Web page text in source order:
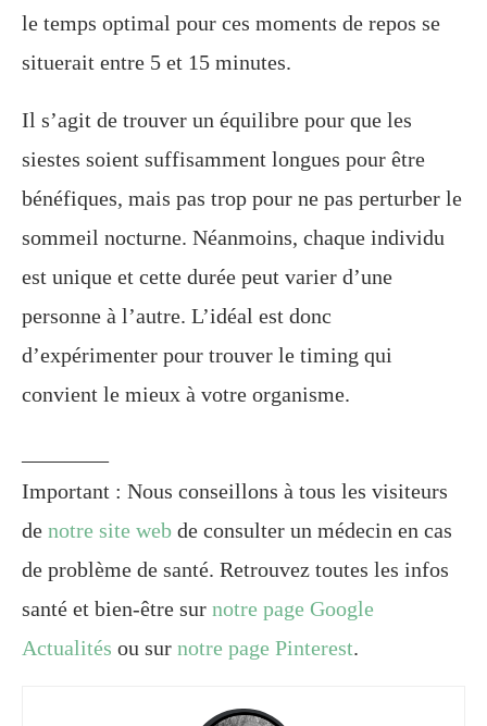
le temps optimal pour ces moments de repos se
situerait entre 5 et 15 minutes.
Il s’agit de trouver un équilibre pour que les
siestes soient suffisamment longues pour être
bénéfiques, mais pas trop pour ne pas perturber le
sommeil nocturne. Néanmoins, chaque individu
est unique et cette durée peut varier d’une
personne à l’autre. L’idéal est donc
d’expérimenter pour trouver le timing qui
convient le mieux à votre organisme.
Important : Nous conseillons à tous les visiteurs
de notre site web de consulter un médecin en cas
de problème de santé. Retrouvez toutes les infos
santé et bien-être sur notre page Google
Actualités ou sur notre page Pinterest.